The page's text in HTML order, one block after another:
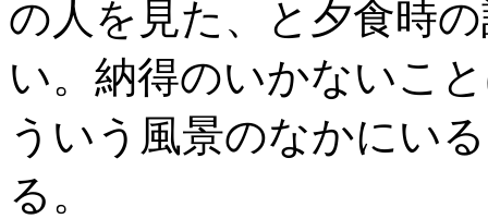
の人を見た、と夕食時
い。納得のいかないこ
ういう風景のなかにい
る。